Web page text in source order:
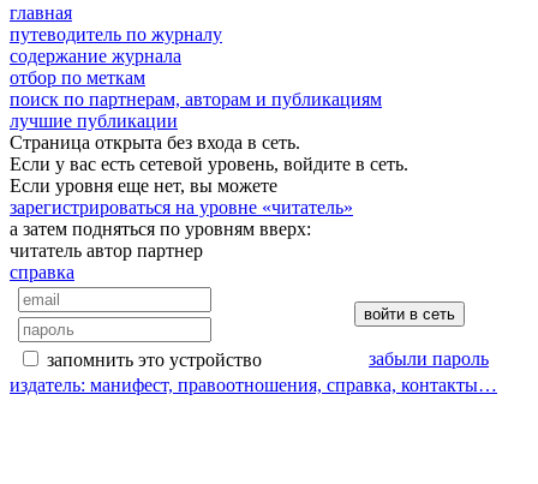
главная
путеводитель по журналу
содержание журнала
отбор по меткам
поиск по партнерам, авторам и публикациям
лучшие публикации
Страница открыта без входа в сеть.
Если у вас есть сетевой уровень, войдите в сеть.
Если уровня еще нет, вы можете
зарегистрироваться на уровне «читатель»
а затем подняться по уровням вверх:
читатель автор партнер
справка
запомнить это устройство
забыли пароль
издатель: манифест, правоотношения, справка, контакты…